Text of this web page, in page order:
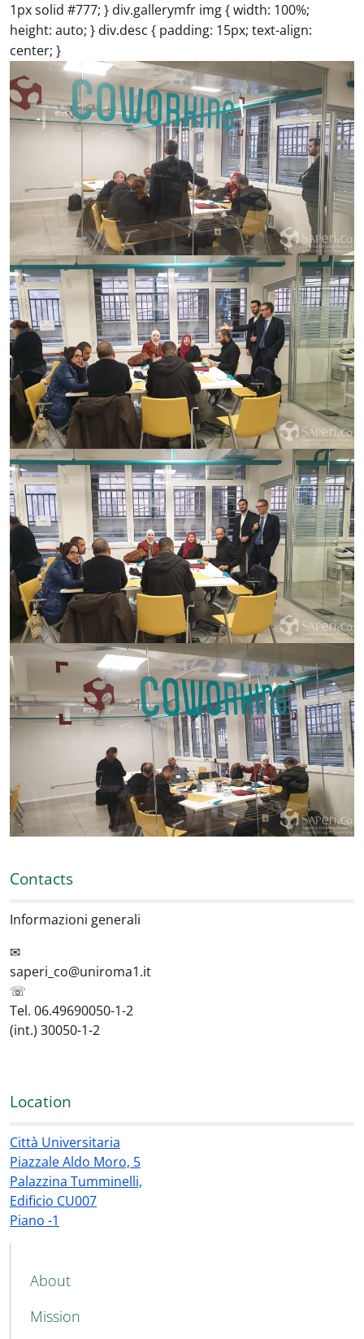
1px solid #777; } div.gallerymfr img { width: 100%;
height: auto; } div.desc { padding: 15px; text-align:
center; }
Contacts
Informazioni generali
✉
saperi_co@uniroma1.it
☏
Tel. 06.49690050-1-2
(int.) 30050-1-2
Location
Città Universitaria
Piazzale Aldo Moro, 5
Palazzina Tumminelli,
Edificio CU007
Piano -1
MAIN NAVIGATION
About
Mission